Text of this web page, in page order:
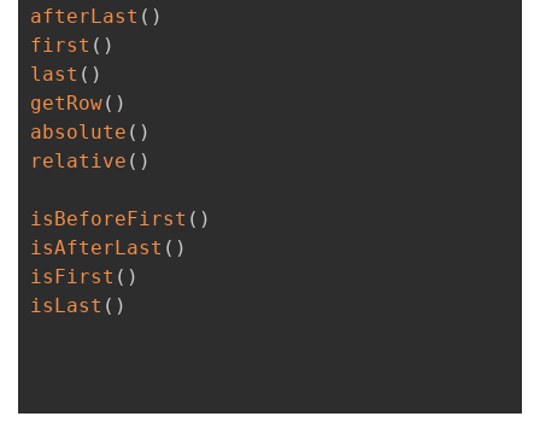
afterLast ( )
first ( )
last ( )
getRow( )
absolute ( )
relative ( )
isBeforeFirst ( )
isAfterLast ( )
isFirst ( )
isLast ( )